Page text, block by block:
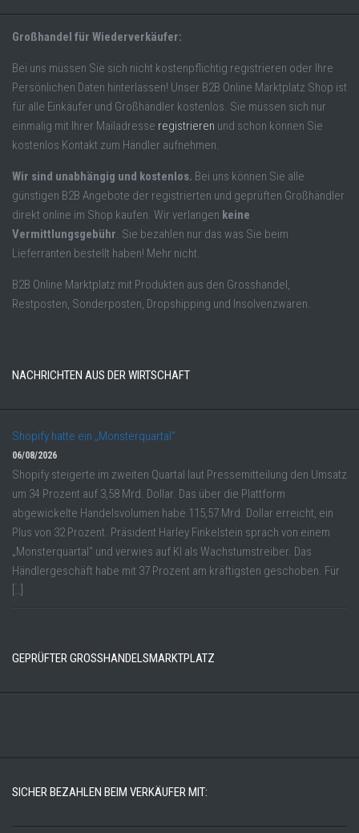
Großhandel für Wiederverkäufer:
Bei uns müssen Sie sich nicht kostenpflichtig registrieren oder Ihre
Persönlichen Daten hinterlassen! Unser B2B Online Marktplatz Shop ist
für alle Einkäufer und Großhändler kostenlos. Sie müssen sich nur
einmalig mit Ihrer Mailadresse registrieren und schon können Sie
kostenlos Kontakt zum Händler aufnehmen.
Wir sind unabhängig und kostenlos. Bei uns können Sie alle
günstigen B2B Angebote der registrierten und geprüften Großhändler
direkt online im Shop kaufen. Wir verlangen keine
Vermittlungsgebühr. Sie bezahlen nur das was Sie beim
Lieferranten bestellt haben! Mehr nicht.
B2B Online Marktplatz mit Produkten aus den Grosshandel,
Restposten, Sonderposten, Dropshipping und Insolvenzwaren.
NACHRICHTEN AUS DER WIRTSCHAFT
Shopify hatte ein „Monsterquartal“
06/08/2026
Shopify steigerte im zweiten Quartal laut Pressemitteilung den Umsatz
um 34 Prozent auf 3,58 Mrd. Dollar. Das über die Plattform
abgewickelte Handelsvolumen habe 115,57 Mrd. Dollar erreicht, ein
Plus von 32 Prozent. Präsident Harley Finkelstein sprach von einem
„Monsterquartal“ und verwies auf KI als Wachstumstreiber. Das
Händlergeschäft habe mit 37 Prozent am kräftigsten geschoben. Für
[…]
GEPRÜFTER GROSSHANDELSMARKTPLATZ
SICHER BEZAHLEN BEIM VERKÄUFER MIT: